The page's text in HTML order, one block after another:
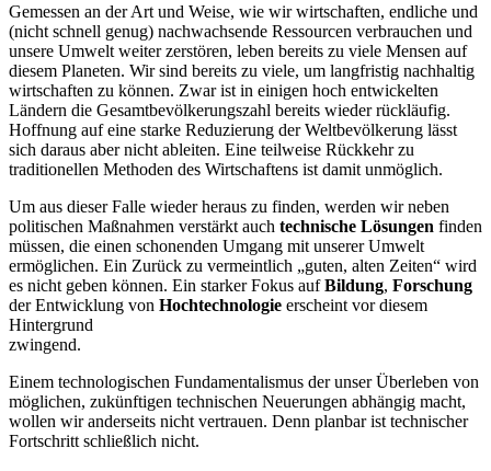
Gemessen an der Art und Weise, wie wir wirtschaften, endliche und
(nicht schnell genug) nachwachsende Ressourcen verbrauchen und
unsere Umwelt weiter zerstören, leben bereits zu viele Mensen auf
diesem Planeten. Wir sind bereits zu viele, um langfristig nachhaltig
wirtschaften zu können. Zwar ist in einigen hoch entwickelten
Ländern die Gesamtbevölkerungszahl bereits wieder rückläufig.
Hoffnung auf eine starke Reduzierung der Weltbevölkerung lässt
sich daraus aber nicht ableiten. Eine teilweise Rückkehr zu
traditionellen Methoden des Wirtschaftens ist damit unmöglich.
Um aus dieser Falle wieder heraus zu finden, werden wir neben
politischen Maßnahmen verstärkt auch technische Lösungen finden
müssen, die einen schonenden Umgang mit unserer Umwelt
ermöglichen. Ein Zurück zu vermeintlich „guten, alten Zeiten“ wird
es nicht geben können. Ein starker Fokus aufBildung, Forschung
der Entwicklung von Hochtechnologie erscheint vor diesem
Hintergrund
zwingend.
Einem technologischen Fundamentalismus der unser Überleben von
möglichen, zukünftigen technischen Neuerungen abhängig macht,
wollen wir anderseits nicht vertrauen. Denn planbar ist technischer
Fortschritt schließlich nicht.